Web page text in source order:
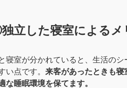
立した寝室によるメ
寝室が分かれていると、生活の
い点です。 来客があったときも
な睡眠環境を保てます。